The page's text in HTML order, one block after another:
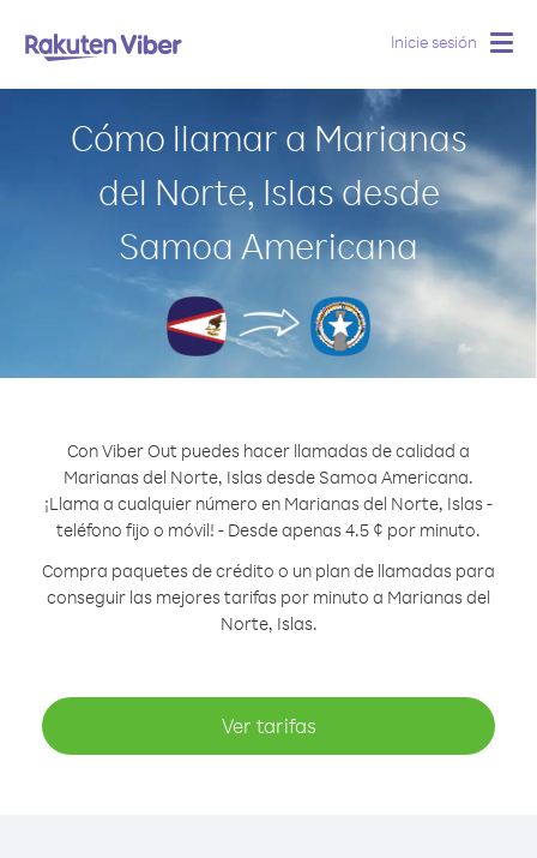
Inicie sesión
Cómo llamar a Marianas
del Norte, Islas desde
Samoa Americana
Con Viber Out puedes hacer llamadas de calidad a
Marianas del Norte, Islas desde Samoa Americana.
¡Llama a cualquier número en Marianas del Norte, Islas -
teléfono fijo o móvil! - Desde apenas 4.5 ¢ por minuto.
Compra paquetes de crédito o un plan de llamadas para
conseguir las mejores tarifas por minuto a Marianas del
Norte, Islas.
Ver tarifas